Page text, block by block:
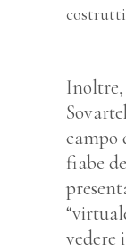
Inoltre,
campo
fiabe
vedere